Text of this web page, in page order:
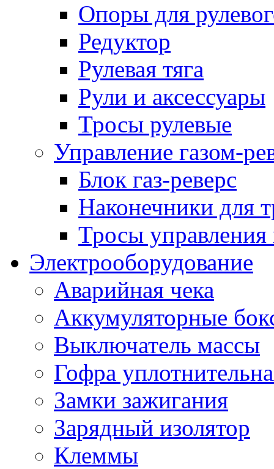
Опоры для
Редуктор
Рулевая тяга
Рули и аксессуары
Тросы рулевые
Управление газом-
Блок газ-реверс
Наконечники для
Тросы управления
Электрооборудование
Аварийная чека
Аккумуляторные
Выключатель массы
Гофра
Замки зажигания
Зарядный изолятор
Клеммы